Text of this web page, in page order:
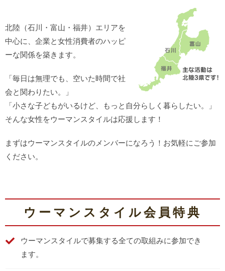
北陸（石川・富山・福井）エリアを
中心に、企業と女性消費者のハッピ
ーな関係を築きます。
「毎日は無理でも、空いた時間で社
会と関わりたい。」
「小さな子どもがいるけど、もっと自分らしく暮らしたい。」
そんな女性をウーマンスタイルは応援します！
まずはウーマンスタイルのメンバーになろう！お気軽にご参加
ください。
ウーマンスタイル会員特典
ウーマンスタイルで募集する全ての取組みに参加でき
ます。